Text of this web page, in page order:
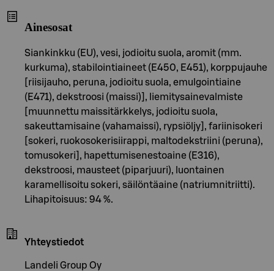
Ainesosat
Siankinkku (EU), vesi, jodioitu suola, aromit (mm.
kurkuma), stabilointiaineet (E450, E451), korppujauhe
[riisijauho, peruna, jodioitu suola, emulgointiaine
(E471), dekstroosi (maissi)], liemitysainevalmiste
[muunnettu maissitärkkelys, jodioitu suola,
sakeuttamisaine (vahamaissi), rypsiöljy], fariinisokeri
[sokeri, ruokosokerisiirappi, maltodekstriini (peruna),
tomusokeri], hapettumisenestoaine (E316),
dekstroosi, mausteet (piparjuuri), luontainen
karamellisoitu sokeri, säilöntäaine (natriumnitriitti).
Lihapitoisuus: 94 %.
Yhteystiedot
Landeli Group Oy